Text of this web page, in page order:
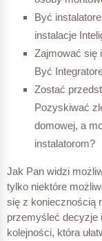
Być
instalacje
Zajmować się
Być
Zostać
Pozyskiwać
domowej, a
instalatorom?
Jak Pan widzi
tylko niektóre
się z koniecznością
przemyśleć decyzje
kolejności, która